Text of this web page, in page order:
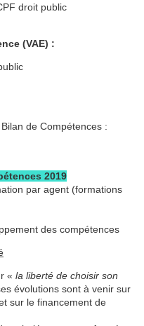
droit public
(VAE) :
de Compétences :
2019
par agent (formations
des compétences
« la liberté de choisir son
évolutions sont à venir sur
sur le financement de